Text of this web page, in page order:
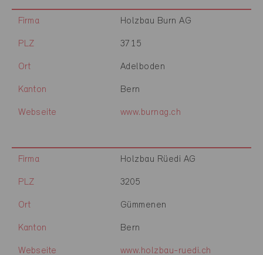
Firma Holzbau Burn AG
PLZ 3715
Ort Adelboden
Kanton Bern
Webseite www.burnag.ch
Firma Holzbau Rüedi AG
PLZ 3205
Ort Gümmenen
Kanton Bern
Webseite www.holzbau-ruedi.ch